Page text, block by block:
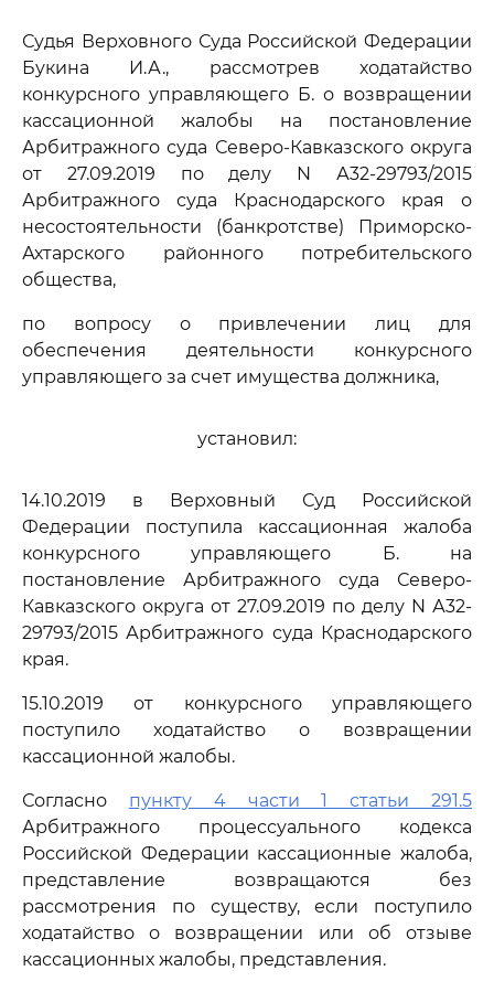
Судья Верховного Суда Российской Федерации
Букина И.А., рассмотрев ходатайство
конкурсного управляющего Б. о возвращении
кассационной жалобы на постановление
Арбитражного суда Северо-Кавказского округа
от 27.09.2019 по делу N А32-29793/2015
Арбитражного суда Краснодарского края о
несостоятельности (банкротстве) Приморско-
Ахтарского районного потребительского
общества,
по вопросу о привлечении лиц для
обеспечения деятельности конкурсного
управляющего за счет имущества должника,
установил:
14.10.2019 в Верховный Суд Российской
Федерации поступила кассационная жалоба
конкурсного управляющего Б. на
постановление Арбитражного суда Северо-
Кавказского округа от 27.09.2019 по делу N А32-
29793/2015 Арбитражного суда Краснодарского
края.
15.10.2019 от конкурсного управляющего
поступило ходатайство о возвращении
кассационной жалобы.
Согласно пункту 4 части 1 статьи 291.5
Арбитражного процессуального кодекса
Российской Федерации кассационные жалоба,
представление возвращаются без
рассмотрения по существу, если поступило
ходатайство о возвращении или об отзыве
кассационных жалобы, представления.